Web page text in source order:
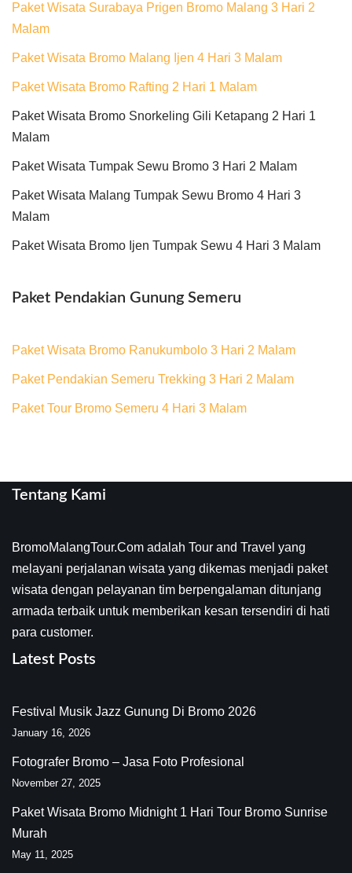
Paket Wisata Surabaya Prigen Bromo Malang 3 Hari 2
Malam
Paket Wisata Bromo Malang Ijen 4 Hari 3 Malam
Paket Wisata Bromo Rafting 2 Hari 1 Malam
Paket Wisata Bromo Snorkeling Gili Ketapang 2 Hari 1
Malam
Paket Wisata Tumpak Sewu Bromo 3 Hari 2 Malam
Paket Wisata Malang Tumpak Sewu Bromo 4 Hari 3
Malam
Paket Wisata Bromo Ijen Tumpak Sewu 4 Hari 3 Malam
Paket Pendakian Gunung Semeru
Paket Wisata Bromo Ranukumbolo 3 Hari 2 Malam
Paket Pendakian Semeru Trekking 3 Hari 2 Malam
Paket Tour Bromo Semeru 4 Hari 3 Malam
Tentang Kami
BromoMalangTour.Com adalah Tour and Travel yang
melayani perjalanan wisata yang dikemas menjadi paket
wisata dengan pelayanan tim berpengalaman ditunjang
armada terbaik untuk memberikan kesan tersendiri di hati
para customer.
Latest Posts
Festival Musik Jazz Gunung Di Bromo 2026
January 16, 2026
Fotografer Bromo – Jasa Foto Profesional
November 27, 2025
Paket Wisata Bromo Midnight 1 Hari Tour Bromo Sunrise
Murah
May 11, 2025